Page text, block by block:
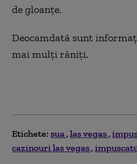
de gloanțe.
Deocamdată sunt
mai mulți răniți.
Etichete: sua las vegas
cazinouri las vegas